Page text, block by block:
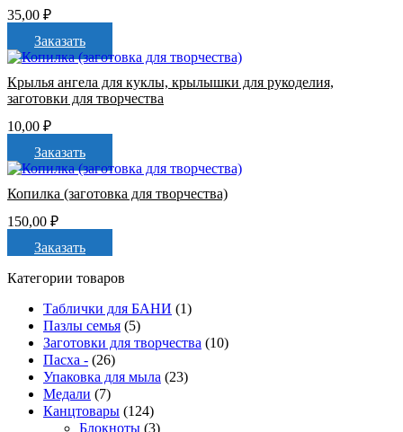
35,00 ₽
Заказать
Крылья ангела для куклы, крылышки для рукоделия,
заготовки для творчества
10,00 ₽
Заказать
Копилка (заготовка для творчества)
150,00 ₽
Заказать
Категории товаров
Таблички для БАНИ (1)
Пазлы семья (5)
Заготовки для творчества (10)
Пасха - (26)
Упаковка для мыла (23)
Медали (7)
Канцтовары (124)
Блокноты (3)